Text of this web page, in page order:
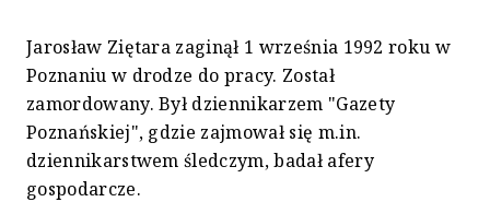
Jarosław Ziętara zaginął 1 września 1992 roku w
Poznaniu w drodze do pracy. Został
zamordowany. Był dziennikarzem "Gazety
Poznańskiej", gdzie zajmował się m.in.
dziennikarstwem śledczym, badał afery
gospodarcze.